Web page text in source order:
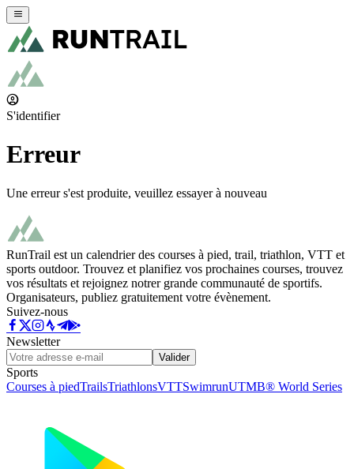
S'identifier
Erreur
Une erreur s'est produite, veuillez essayer à nouveau
RunTrail est un calendrier des courses à pied, trail, triathlon, VTT et
sports outdoor. Trouvez et planifiez vos prochaines courses, trouvez
vos résultats et rejoignez notrer grande communauté de sportifs.
Organisateurs, publiez gratuitement votre évènement.
Suivez-nous
Newsletter
Valider
Sports
Courses à piedTrailsTriathlonsVTTSwimrunUTMB® World Series